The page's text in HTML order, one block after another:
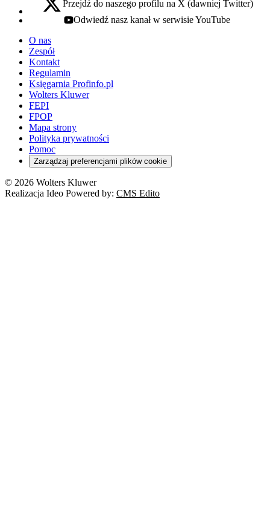
x - otwiera się w nowej karcie
Przejdź do naszego profilu na X (dawniej Twitter)
youtube - otwiera się w nowej karcie
Odwiedź nasz kanał w serwisie YouTube
O nas
Zespół
Kontakt
Regulamin
Księgarnia Profinfo.pl
Wolters Kluwer
FEPI
FPOP
Mapa strony
Polityka prywatności
Pomoc
Zarządzaj preferencjami plików cookie
© 2026 Wolters Kluwer
Realizacja Ideo Powered by: CMS Edito